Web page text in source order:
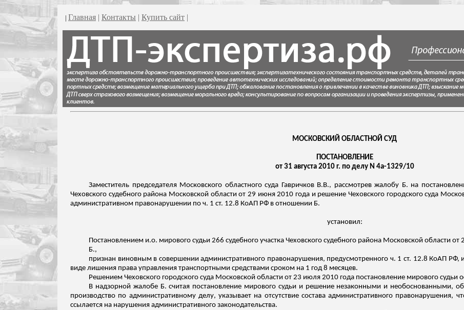
| Главная | Контакты | Купить сайт |
МОСКОВСКИЙ ОБЛАСТНОЙ СУД
ПОСТАНОВЛЕНИЕ
от 31 августа 2010 г. по делу N 4а-1329/10
Заместитель председателя Московского областного суда ГавричковВ.В., рассмотрев жалобу Б. на
Чеховского судебного района Московской области от 29 июня 2010 года и решение Чеховского городского суда
административном правонарушении по ч. 1 ст. 12.8 КоАП РФ в отношении Б.
установил:
Постановлением и.о. мирового судьи 266 судебного участка Чеховского судебного района Московской области
Б.,
признан виновным в совершении административного правонарушения, предусмотренного ч. 1 ст. 12.8 КоАП РФ,
виде лишения права управления транспортными средствами сроком на 1 год 8 месяцев.
Решением Чеховского городского суда Московской области от 23 июля 2010 года постановление мирового судьи
В надзорной жалобе Б. считая постановление мирового судьи и решение незаконными и необоснованными,
производство по административному делу, указывает на отсутствие состава административного правонарушения,
ссылается на нарушения административного законодательства.